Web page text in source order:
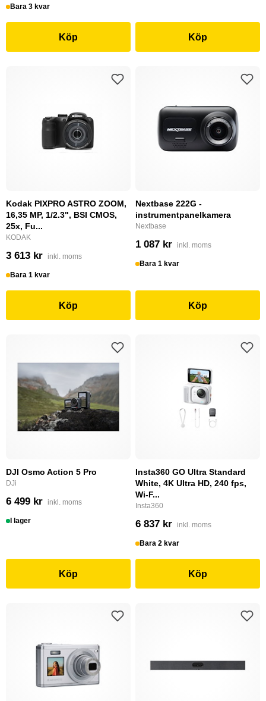
Bara 3 kvar
Köp Köp
Kodak PIXPRO ASTRO ZOOM,
16,35 MP, 1/2.3", BSI CMOS,
25x, Fu...
KODAK
3 613 kr inkl. moms
Bara 1 kvar
Köp
Nextbase 222G -
instrumentpanelkamera
Nextbase
1 087 kr inkl. moms
Bara 1 kvar
Köp
DJI Osmo Action 5 Pro
DJi
6 499 kr inkl. moms
I lager
Köp
Insta360 GO Ultra Standard
White, 4K Ultra HD, 240 fps,
Wi-F...
Insta360
6 837 kr inkl. moms
Bara 2 kvar
Köp